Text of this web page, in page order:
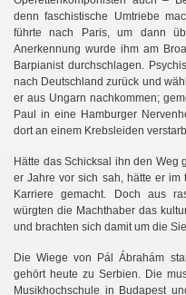
denn faschistische Umtriebe
führte nach Paris, um dann
Anerkennung wurde ihm am
Barpianist durchschlagen.
nach Deutschland zurück und
er aus Ungarn nachkommen;
Paul in eine Hamburger
dort an einem Krebsleiden
Hätte das Schicksal ihn den
er Jahre vor sich sah, hätte er
Karriere gemacht. Doch aus
würgten die Machthaber das
und brachten sich damit um die
Die Wiege von Pál Ábrahám
gehört heute zu Serbien. Die
Musikhochschule in Budapest